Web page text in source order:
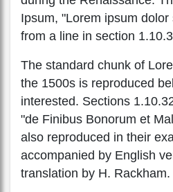
Ipsum, "Lorem ipsum
from a line in section
The standard chunk of
the 1500s is reproduced
interested. Sections
"de Finibus Bonorum et
also reproduced in their
accompanied by English
translation by H. Rackham.